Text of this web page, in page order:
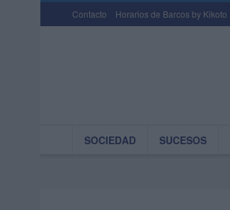
Contacto Horarios de Barcos by Kikoto
SOCIEDAD SUCESOS